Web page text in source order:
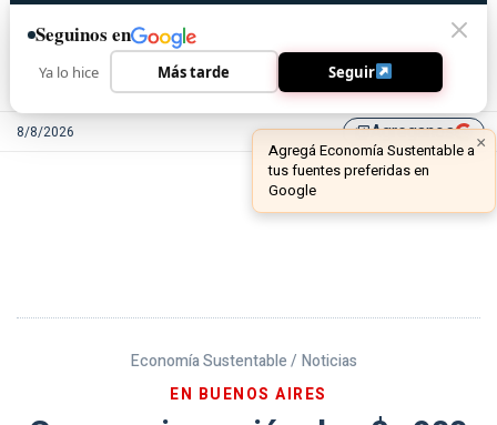
8/8/2026 library_addAgreganos
Economía Sustentable / Noticias
EN BUENOS AIRES
Seguinos en
Ya lo hice Más tarde Seguir